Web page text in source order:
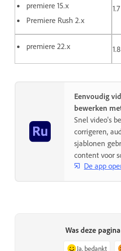
premiere 15.x
Premiere Rush 2.x
1.7
premiere 22.x 1.8
Eenvoudig
bewerken
Snel video's
corrigeren,
sjablonen
content voor
De app
Was deze
Ja, bedankt